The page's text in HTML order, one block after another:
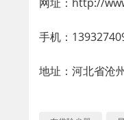
手机：
地址：河北省沧